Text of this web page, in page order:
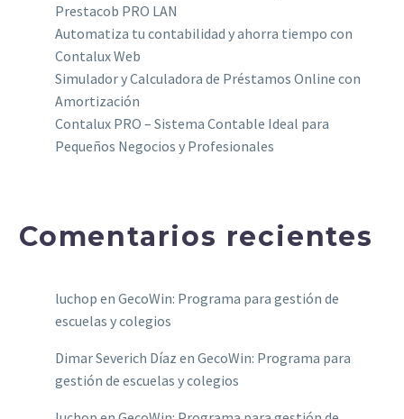
Prestacob PRO LAN
Automatiza tu contabilidad y ahorra tiempo con
Contalux Web
Simulador y Calculadora de Préstamos Online con
Amortización
Contalux PRO – Sistema Contable Ideal para
Pequeños Negocios y Profesionales
Comentarios recientes
luchop en GecoWin: Programa para gestión de
escuelas y colegios
Dimar Severich Díaz en GecoWin: Programa para
gestión de escuelas y colegios